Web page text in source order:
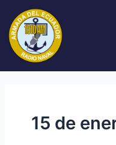
contenido
15 de